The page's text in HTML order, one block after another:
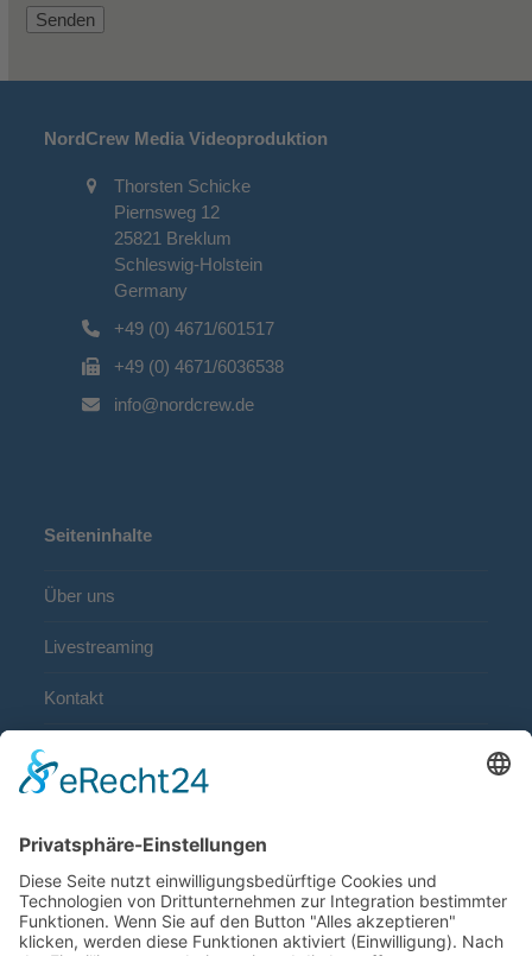
NordCrew Media Videoproduktion
Thorsten Schicke
Piernsweg 12
25821 Breklum
Schleswig-Holstein
Germany
+49 (0) 4671/601517
+49 (0) 4671/6036538
info@nordcrew.de
Seiteninhalte
Über uns
Livestreaming
Kontakt
Impressum
Datenschutz
Privatsphäre-Einstellungen